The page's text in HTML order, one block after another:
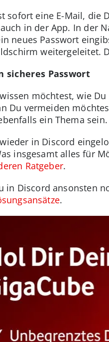
sofort eine E-Mail, die
in der App. In der
neues Passwort
weitergeleitet.
sicheres Passwort
möchtest, wie
Du vermeiden
ein Thema sein.
in Discord
insgesamt alles für
Ratgeber.
in Discord ansonsten
.